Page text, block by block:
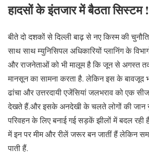
हादसों के इंतजार में बैठता सिस्टम !
बीते दो दशकों से दिल्ली बाढ़ से नए किस्म की
साथ साथ म्युनिसिपल अधिकारियों प्लानिंग के
और राजनेताओं को भी मालूम है कि जून से अगस्त
मानसून का सामना करता है. लेकिन इस के बावजूद
ढांचा और उत्तरदायी एजेंसियां जलभराव को एक
देखते हैं.और इसके अनदेखी के चलते लोगों की जान
परिवहन के लिए बनाई गई सड़कें झीलों में बदल रही
में इन पर मीम और रीलें जरूर बन जातीं हैं लेकिन
पाती हैं.